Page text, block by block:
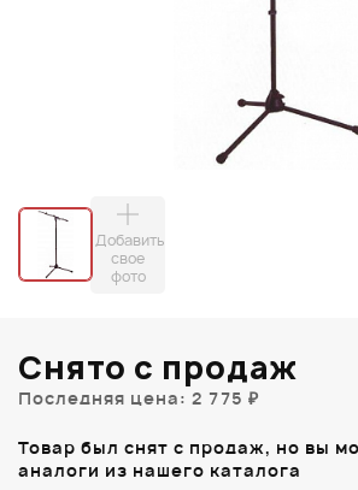
Добавить
свое
фото
Снято с продаж
Последняя цена: 2 775 ₽
Товар был снят с продаж, но вы
аналоги из нашего каталога